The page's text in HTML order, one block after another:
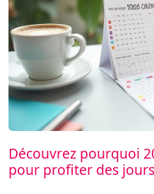
Découvrez pourquoi
pour profiter des